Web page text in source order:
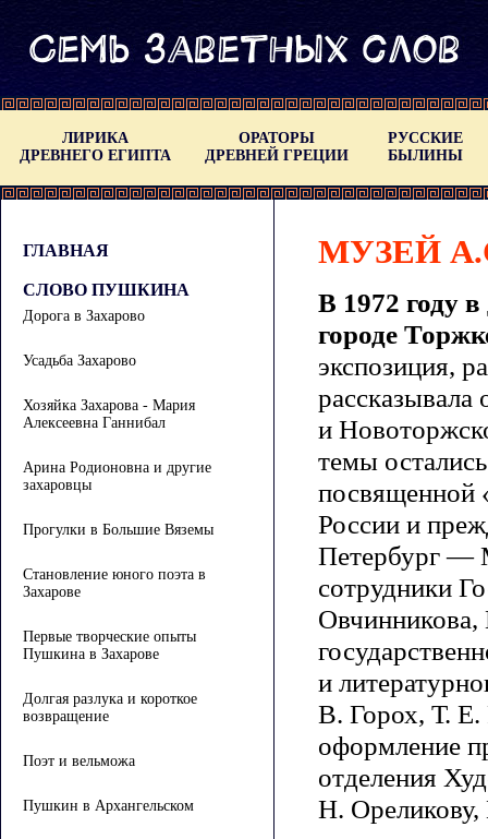
ЛИРИКА
ДРЕВНЕГО ЕГИПТА
ОРАТОРЫ
ДРЕВНЕЙ ГРЕЦИИ
РУССКИЕ
БЫЛИНЫ
ГЛАВНАЯ
СЛОВО ПУШКИНА
Дорога в Захарово
Усадьба Захарово
Хозяйка Захарова - Мария
Алексеевна Ганнибал
Арина Родионовна и другие
захаровцы
Прогулки в Большие Вяземы
Становление юного поэта в
Захарове
Первые творческие опыты
Пушкина в Захарове
Долгая разлука и короткое
возвращение
Поэт и вельможа
Пушкин в Архангельском
МУЗЕЙ
В 1972 году
городе
экспозиция,
и
темы
посвященной
России и
Петербург —
сотрудники
и
В. Горох, Т.
оформление
отделения
Н.